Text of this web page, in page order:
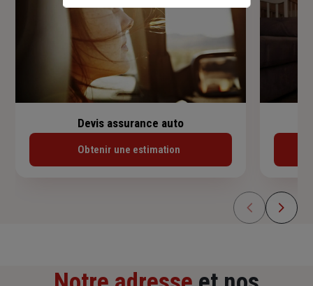
Devis assurance auto
Obtenir une estimation